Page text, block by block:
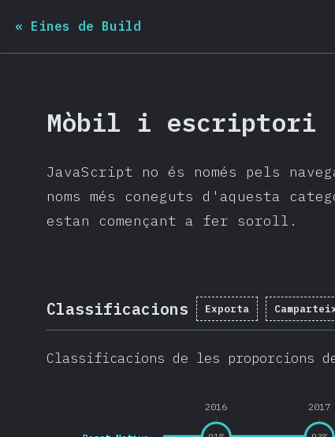
« Eines de Build
Mòbil i escriptori
JavaScript no és només pels
noms més coneguts d'aquesta
estan començant a fer soroll.
Classificacions Exporta
Classificacions de les proporcions
2016 2017